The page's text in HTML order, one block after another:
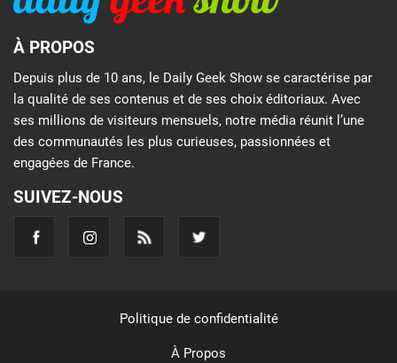
À PROPOS
Depuis plus de 10 ans, le Daily Geek Show se caractérise par
la qualité de ses contenus et de ses choix éditoriaux. Avec
ses millions de visiteurs mensuels, notre média réunit l’une
des communautés les plus curieuses, passionnées et
engagées de France.
SUIVEZ-NOUS
Politique de confidentialité
À Propos